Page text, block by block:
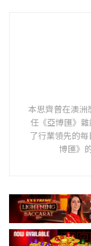
本思齊曾在澳洲
任《亞博匯》
了行業領先的
博匯》